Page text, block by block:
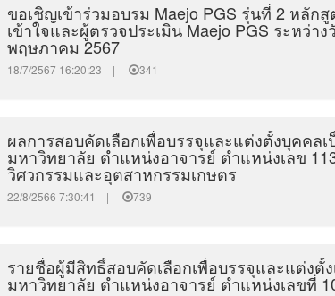
ขอเชิญเข้าร่วมอบรม Maejo PGS รุ่นที่ 2 หลัก
เข้าใจและผู้ตรวจประเมิน Maejo PGS ระหว่าง
พฤษภาคม 2567
18/7/2567 16:20:23 | 341
ผลการสอบคัดเลือกเพื่อบรรจุและแต่งตั้งบุคคล
มหาวิทยาลัย ตำแหน่งอาจารย์ ตำแหน่งเลข
วิศวกรรมและอุตสาหกรรมเกษตร
22/8/2566 7:30:41 | 739
รายชื่อผู้มีสิทธิ์สอบคัดเลือกเพื่อบรรจุและแต่งตั้
มหาวิทยาลัย ตำแหน่งอาจารย์ ตำแหน่งเลขที่